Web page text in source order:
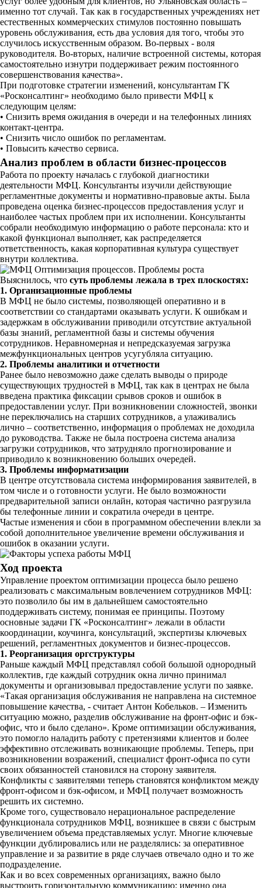
именно тот случай. Так как в государственных учреждениях нет
естественных коммерческих стимулов постоянно повышать
уровень обслуживания, есть два условия для того, чтобы это
случилось искусственным образом. Во-первых - воля
руководителя. Во-вторых, наличие встроенной системы, которая
самостоятельно изнутри поддерживает режим постоянного
совершенствования качества».
При подготовке стратегии изменений, консультантам ГК
«Росконсалтинг» необходимо было привести МФЦ к
следующим целям:
• Снизить время ожидания в очереди и на телефонных линиях
контакт-центра.
• Снизить число ошибок по регламентам.
• Повысить качество сервиса.
Анализ проблем в области бизнес-процессов
Работа по проекту началась с глубокой диагностики
деятельности МФЦ. Консультанты изучили действующие
регламентные документы и нормативно-правовые акты. Была
проведена оценка бизнес-процессов предоставления услуг и
наиболее частых проблем при их исполнении. Консультанты
собрали необходимую информацию о работе персонала: кто и
какой функционал выполняет, как распределяется
ответственность, какая корпоративная культура существует
внутри коллектива.
Выяснилось, что суть проблемы лежала в трех плоскостях:
1. Организационные проблемы
В МФЦ не было системы, позволяющей оперативно и в
соответствии со стандартами оказывать услуги. К ошибкам и
задержкам в обслуживании приводили отсутствие актуальной
базы знаний, регламентной базы и системы обучения
сотрудников. Неравномерная и непредсказуемая загрузка
межфункциональных центров усугубляла ситуацию.
2. Проблемы аналитики и отчетности
Ранее было невозможно даже сделать выводы о природе
существующих трудностей в МФЦ, так как в центрах не была
введена практика фиксации срывов сроков и ошибок в
предоставлении услуг. При возникновении сложностей, звонки
не переключались на старших сотрудников, а улаживались
лично – соответственно, информация о проблемах не доходила
до руководства. Также не была построена система анализа
загрузки сотрудников, что затрудняло прогнозирование и
приводило к возникновению больших очередей.
3. Проблемы информатизации
В центре отсутствовала система информирования заявителей, в
том числе и о готовности услуги. Не было возможности
предварительной записи онлайн, которая частично разгрузила
бы телефонные линии и сократила очереди в центре.
Частые изменения и сбои в программном обеспечении влекли за
собой дополнительное увеличение времени обслуживания и
ошибок в оказании услуги.
Ход проекта
Управление проектом оптимизации процесса было решено
реализовать с максимальным вовлечением сотрудников МФЦ:
это позволило бы им в дальнейшем самостоятельно
поддерживать систему, понимая ее принципы. Поэтому
основные задачи ГК «Росконсалтинг» лежали в области
координации, коучинга, консультаций, экспертизы ключевых
решений, регламентных документов и бизнес-процессов.
1. Реорганизация оргструктуры
Раньше каждый МФЦ представлял собой большой однородный
коллектив, где каждый сотрудник окна лично принимал
документы и организовывал предоставление услуги по заявке.
«Такая организация обслуживания не направлена на системное
повышение качества, - считает Антон Кобельков. – Изменить
ситуацию можно, разделив обслуживание на фронт-офис и бэк-
офис, что и было сделано». Кроме оптимизации обслуживания,
это помогло наладить работу с претензиями клиентов и более
эффективно отслеживать возникающие проблемы. Теперь, при
возникновении возражений, специалист фронт-офиса по сути
своих обязанностей становился на сторону заявителя.
Конфликты с заявителями теперь становятся конфликтом между
фронт-офисом и бэк-офисом, и МФЦ получает возможность
решить их системно.
Кроме того, существовало нерациональное распределение
функционала сотрудников МФЦ, возникшее в связи с быстрым
увеличением объема представляемых услуг. Многие ключевые
функции дублировались или не разделялись: за оперативное
управление и за развитие в ряде случаев отвечало одно и то же
подразделение.
Как и во всех современных организациях, важно было
выстроить горизонтальную коммуникацию: именно она